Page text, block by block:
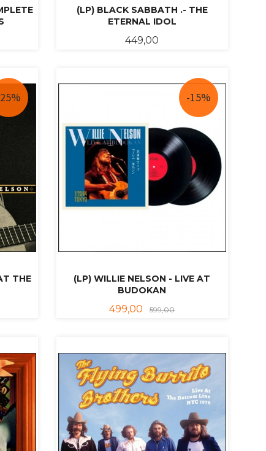
(LP) BLACK SABBATH .- THE
ETERNAL IDOL
Pris
449,00
THE
(LP) WILLIE NELSON - LIVE AT
BUDOKAN
Tilbud
499,00 599,00Rabatt
-15%